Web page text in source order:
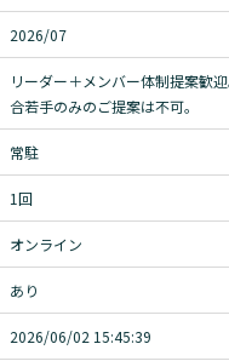
2026/07
リーダー＋メンバー体制提案歓
合若手のみのご提案は不可。
常駐
1回
オンライン
あり
2026/06/02 15:45:39